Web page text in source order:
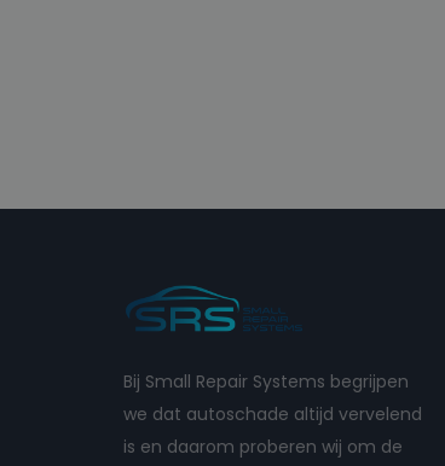
Bij Small Repair Systems begrijpen
we dat autoschade altijd vervelend
is en daarom proberen wij om de